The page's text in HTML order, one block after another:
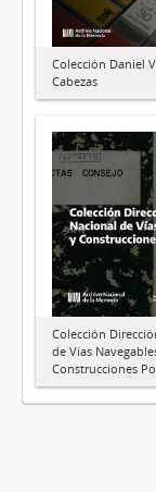
Colección Daniel
Cabezas
Colección
de Vías
Construcciones